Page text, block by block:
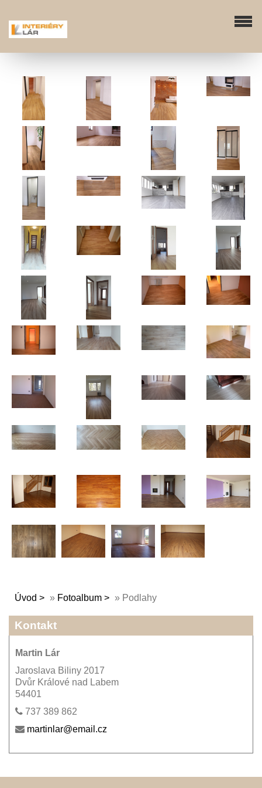
Úvod » Fotoalbum » Podlahy
Kontakt
Martin Lár
Jaroslava Biliny 2017
Dvůr Králové nad Labem
54401
737 389 862
martinlar@email.cz